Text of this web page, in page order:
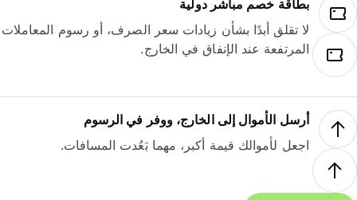
بطاقة خصم مباشر دولية
لا تقلق أبدًا بشأن زيادات سعر الصرف، أو رسوم المعاملات
المرتفعة عند الإنفاق في الخارج.
أرسل الأموال إلى الخارج، ووفر في الرسوم
اجعل لأموالك قيمة أكبر، مهما بَعُدت المسافات.